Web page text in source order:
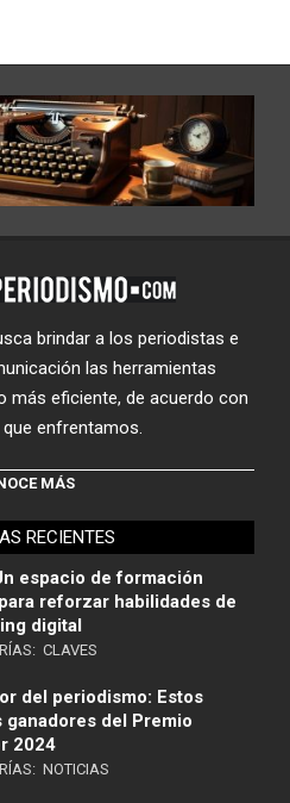
brindar a los periodistas e
las herramientas
más eficiente, de acuerdo con
enfrentamos.
MÁS
RECIENTES
espacio de formación
reforzar habilidades de
digital
CLAVES
del periodismo: Estos
ganadores del Premio
2024
NOTICIAS